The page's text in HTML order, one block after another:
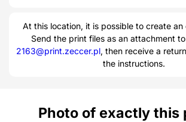
At this location, it is possible to create an
Send the print files as an attachment
2163@print.zeccer.pl, then receive a
the instructions.
Photo of exactly this